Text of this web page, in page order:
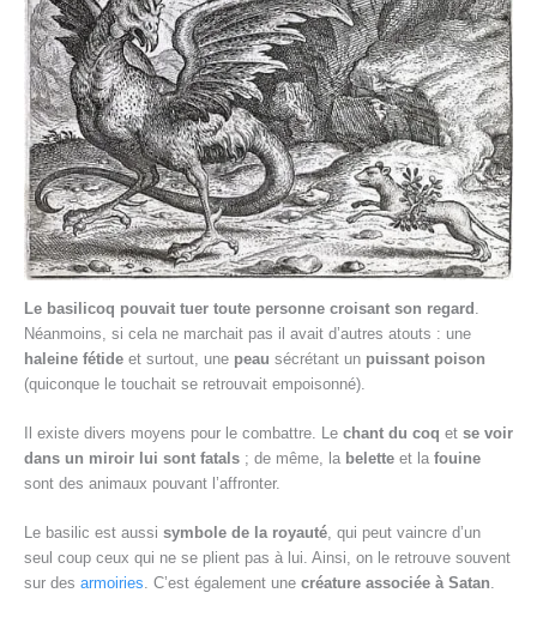
Le basilicoq pouvait tuer toute personne croisant son regard
Néanmoins, si cela ne marchait pas il avait d’autres atouts : une
haleine fétide et surtout, une peau sécrétant un puissant poison
(quiconque le touchait se retrouvait empoisonné).
Il existe divers moyens pour le combattre. Le chant du coq et se voir
dans un miroir lui sont fatals ; de même, la belette et la fouine
sont des animaux pouvant l’affronter.
Le basilic est aussi symbole de la royauté, qui peut vaincre d’un
seul coup ceux qui ne se plient pas à lui. Ainsi, on le retrouve souvent
sur des armoiries. C’est également une créature associée à Satan.